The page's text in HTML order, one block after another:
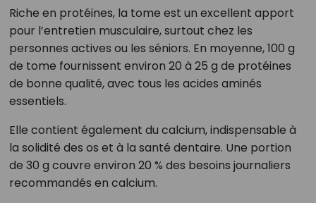
Riche en protéines, la tome est un excellent apport
pour l’entretien musculaire, surtout chez les
personnes actives ou les séniors. En moyenne, 100 g
de tome fournissent environ 20 à 25 g de protéines
de bonne qualité, avec tous les acides aminés
essentiels.
Elle contient également du calcium, indispensable à
la solidité des os et à la santé dentaire. Une portion
de 30 g couvre environ 20 % des besoins journaliers
recommandés en calcium.